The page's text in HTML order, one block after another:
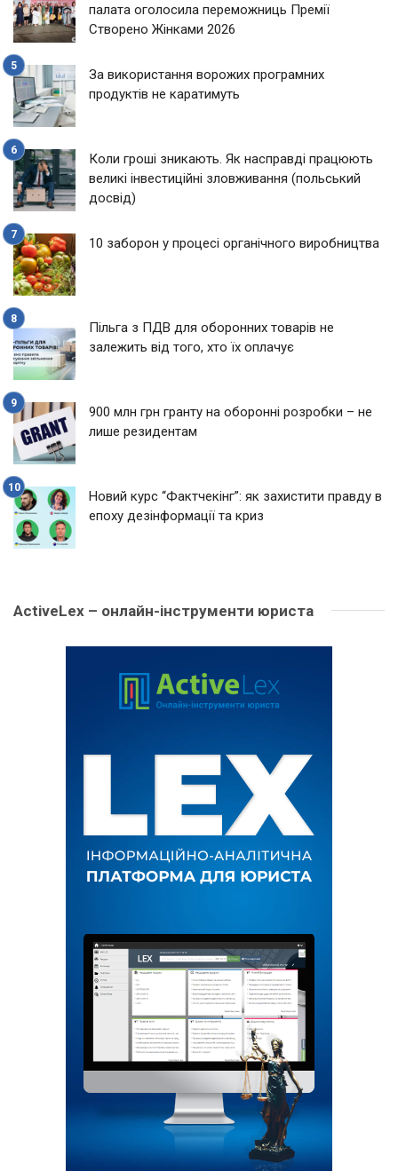
палата оголосила переможниць Премії
Створено Жінками 2026
За використання ворожих програмних
продуктів не каратимуть
Коли гроші зникають. Як насправді працюють
великі інвестиційні зловживання (польський
досвід)
10 заборон у процесі органічного виробництва
Пільга з ПДВ для оборонних товарів не
залежить від того, хто їх оплачує
900 млн грн гранту на оборонні розробки – не
лише резидентам
Новий курс “Фактчекінг”: як захистити правду в
епоху дезінформації та криз
ActiveLex – онлайн-інструменти юриста